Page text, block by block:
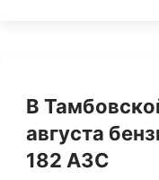
В
августа
182 АЗС